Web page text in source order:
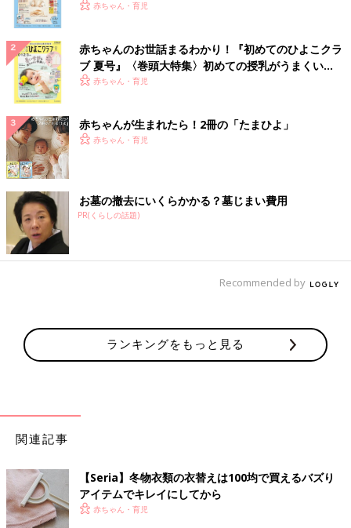
いっぱい！
赤ちゃん・育児
赤ちゃんのお世話まるわかり！『初めてのひよこクラ
ブ 夏号』〈巻頭大特集〉初めての授乳がうまくい
く！ おっぱい・ミルクの基本と夏のトラブル 解決テ
赤ちゃん・育児
赤ちゃんが生まれたら！2冊の「たまひよ」
赤ちゃん・育児
お墓の撤去にいくらかかる？墓じまい費用
PR(くらしの話題)
Recommended by
ランキングをもっと見る
関連記事
【Seria】冬物衣類の衣替えは100均で買えるバズり
アイテムでキレイにしてから
赤ちゃん・育児